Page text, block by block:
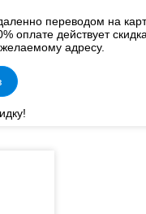
переводом на
оплате действует
адресу.